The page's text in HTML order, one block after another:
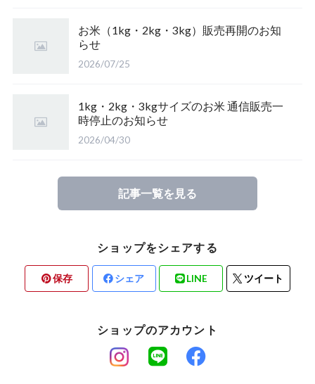
特栽 笹屋のお米（オリジナル）
山形置賜産 山形95号
山形県置賜 こしひかり
たかはた つや姫（山形）
ひとめぼれ（山形）
山形県置賜 こしひかり
【完売】四国山脈の山の蜜
お米（1kg・2kg・3kg）販売再開のお知
らせ
2026/07/25
1kg・2kg・3kgサイズのお米 通信販売一
時停止のお知らせ
2026/04/30
記事一覧を見る
ショップをシェアする
保存 シェア LINE ツイート
ショップのアカウント